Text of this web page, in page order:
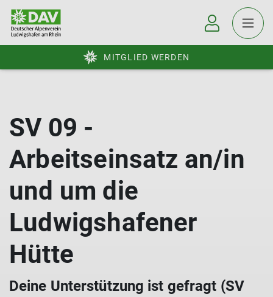
MITGLIED WERDEN
SV 09 -
Arbeitseinsatz an/in
und um die
Ludwigshafener
Hütte
Deine Unterstützung ist gefragt (SV